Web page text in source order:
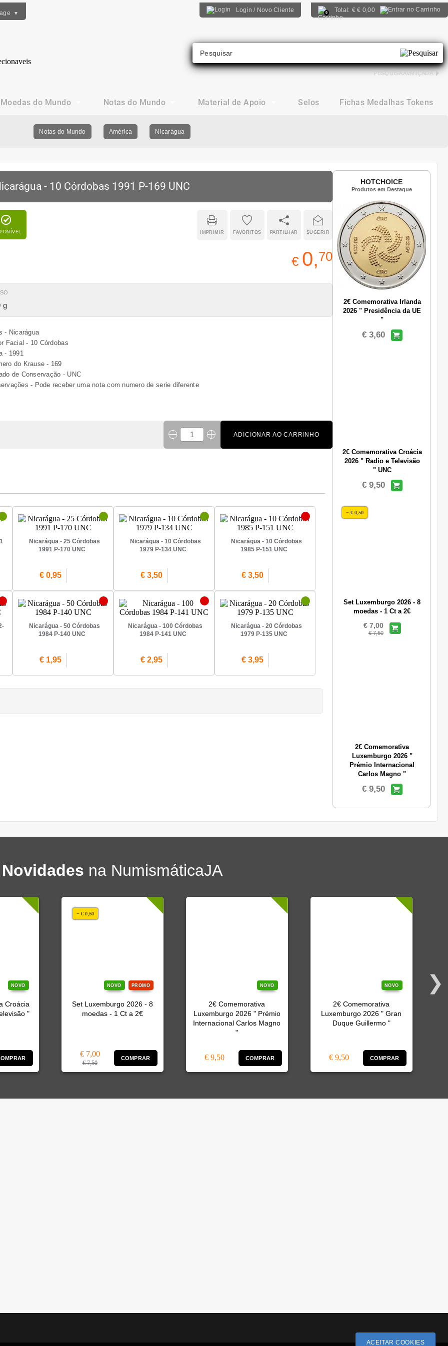
▼ Login / Novo Cliente 0 Total: €€ 0,00
PESQUISA AVANÇADA
Moedas do Mundo Notas do Mundo Material de Apoio Selos Fichas Medalhas Tokens
Notas do Mundo América Nicarágua
- 10 Córdobas 1991 P-169 UNC
SUGERIR
PARTILHAR
FAVORITOS
IMPRIMIR
€ 0,70
g
- Nicarágua
Facial - 10 Córdobas
- 1991
do Krause - 169
de Conservação - UNC
- Pode receber uma nota com numero de serie diferente
ADICIONAR AO CARRINHO
Nicarágua - 25 Córdobas
1991 P-170 UNC
€ 0,95
Nicarágua - 10 Córdobas
1979 P-134 UNC
€ 3,50
Nicarágua - 10 Córdobas
1985 P-151 UNC
€ 3,50
Nicarágua - 50 Córdobas
1984 P-140 UNC
€ 1,95
Nicarágua - 100 Córdobas
1984 P-141 UNC
€ 2,95
Nicarágua - 20 Córdobas
1979 P-135 UNC
€ 3,95
HOTCHOICE
Produtos em Destaque
2€ Comemorativa Irlanda
2026 " Presidência da UE
"
€ 3,60
2€ Comemorativa Croácia
2026 " Radio e Televisão
" UNC
€ 9,50
− € 0,50
Set Luxemburgo 2026 - 8
moedas - 1 Ct a 2€
€ 7,00
€ 7,50
2€ Comemorativa
Luxemburgo 2026 "
Prémio Internacional
Carlos Magno "
€ 9,50
Novidades na NumismáticaJA
NOVO
Croácia
"
NOVO PROMO
Set Luxemburgo 2026 - 8
moedas - 1 Ct a 2€
€ 7,00
€ 7,50
COMPRAR
− € 0,50
NOVO
2€ Comemorativa
Luxemburgo 2026 " Prémio
Internacional Carlos Magno
"
€ 9,50 COMPRAR
NOVO
2€ Comemorativa
Luxemburgo 2026 " Gran
Duque Guillermo "
€ 9,50 COMPRAR
ACEITAR COOKIES